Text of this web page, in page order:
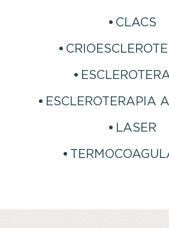
CLACS
ESCLEROTERAPIA
LASER